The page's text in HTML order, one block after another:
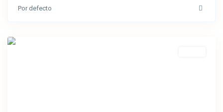
Por defecto
Montagut